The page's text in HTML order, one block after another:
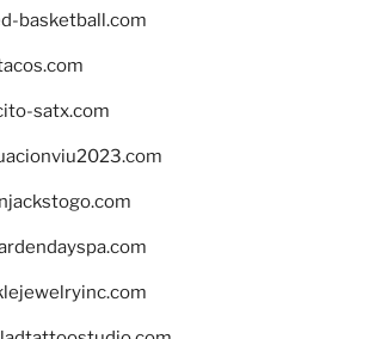
basketball.com
satx.com